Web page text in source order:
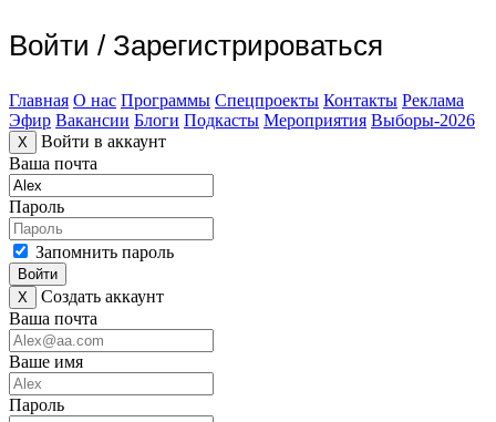
Войти / Зарегистрироваться
Главная О нас Программы Спецпроекты Контакты Реклама
Эфир Вакансии Блоги Подкасты Мероприятия Выборы-2026
X
Войти в аккаунт
Ваша почта
Пароль
Запомнить пароль
Войти
X
Создать аккаунт
Ваша почта
Ваше имя
Пароль